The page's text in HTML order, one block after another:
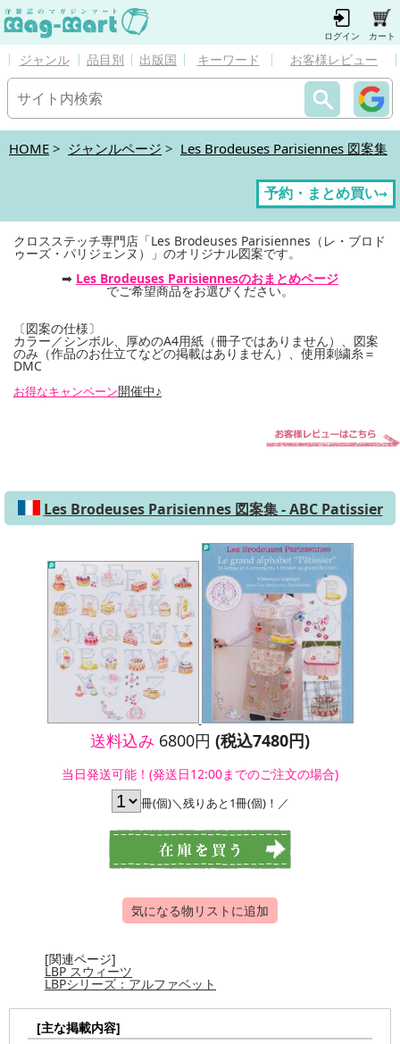
ログイン カート
ジャンル 品目別 出版国 キーワード お客様レビュー
HOME > ジャンルページ > Les Brodeuses Parisiennes 図案集
予約・まとめ買い→
クロスステッチ専門店「Les Brodeuses Parisiennes（レ・ブロド
ゥーズ・パリジェンヌ）」のオリジナル図案です。
➡ Les Brodeuses Parisiennesのおまとめページ
でご希望商品をお選びください。
〔図案の仕様〕
カラー／シンボル、厚めのA4用紙（冊子ではありません）、図案
のみ（作品のお仕立てなどの掲載はありません）、使用刺繍糸＝
DMC
お得なキャンペーン開催中♪
Les Brodeuses Parisiennes 図案集 - ABC Patissier
送料込み 6800円 (税込7480円)
当日発送可能！(発送日12:00までのご注文の場合)
冊(個)＼残りあと1冊(個)！／
気になる物リストに追加
[関連ページ]
LBP スウィーツ
LBPシリーズ：アルファベット
[主な掲載内容]